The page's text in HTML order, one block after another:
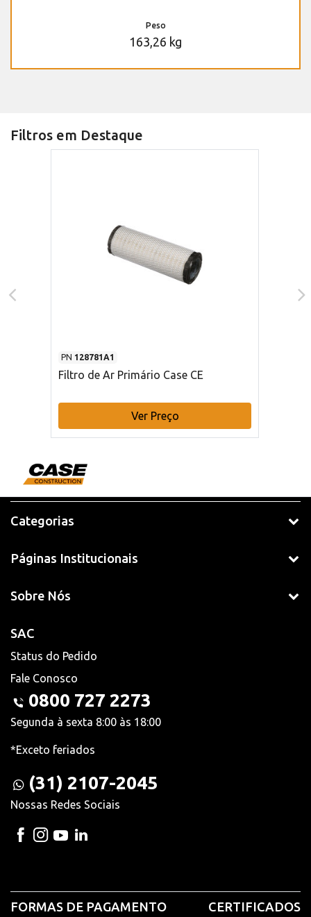
Peso
163,26 kg
Filtros em Destaque
PN 128781A1
Filtro de Ar Primário Case CE
Ver Preço
Categorias
Páginas Institucionais
Sobre Nós
SAC
Status do Pedido
Fale Conosco
0800 727 2273
Segunda à sexta 8:00 às 18:00
*Exceto feriados
(31) 2107-2045
Nossas Redes Sociais
FORMAS DE PAGAMENTO CERTIFICADOS